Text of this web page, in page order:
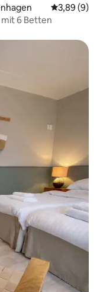
3,89 (9)
6 Betten